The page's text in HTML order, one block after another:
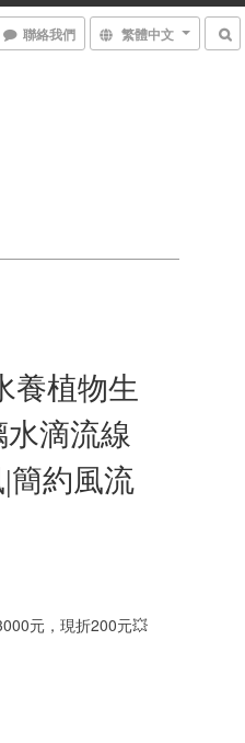
聯絡我們 繁體中文
養植物生
滴流線
|簡約風流
元，現折200元💥